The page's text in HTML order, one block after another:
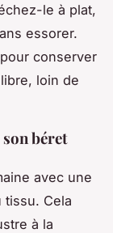
le à plat,
essorer.
conserver
loin de
béret
avec une
tissu. Cela
à la